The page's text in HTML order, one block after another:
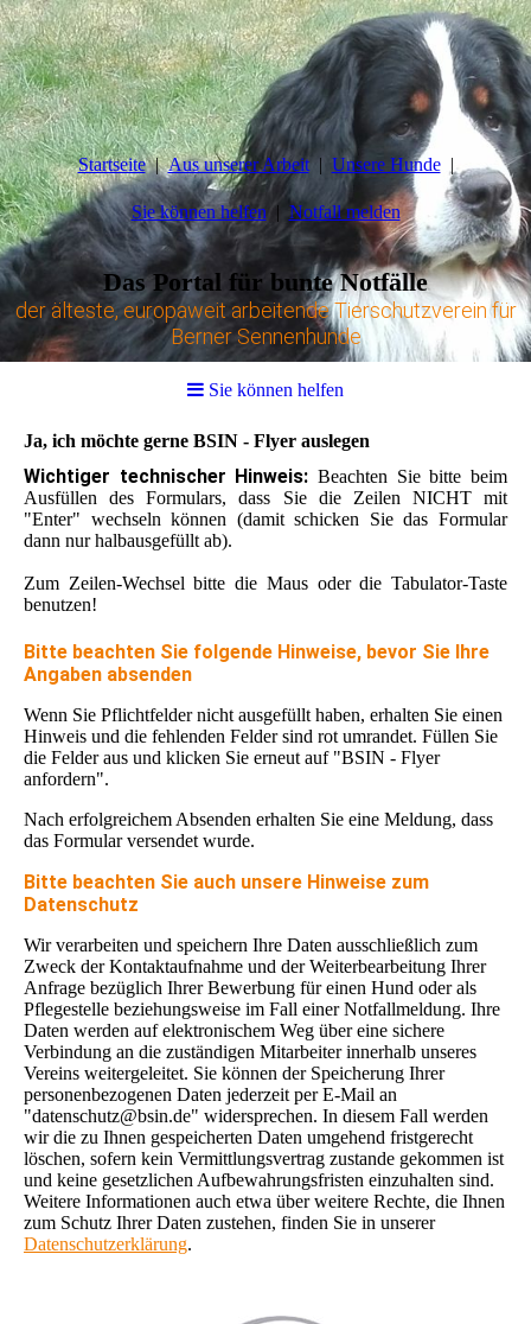
Startseite Aus unserer Arbeit Unsere Hunde
Sie können helfen Notfall melden
Das Portal für bunte Notfälle
der älteste, europaweit arbeitende Tierschutzverein für
Berner Sennenhunde
Sie können helfen
Ja, ich möchte gerne BSIN - Flyer auslegen
Wichtiger technischer Hinweis: Beachten Sie bitte beim
Ausfüllen des Formulars, dass Sie die Zeilen NICHT mit
"Enter" wechseln können (damit schicken Sie das Formular
dann nur halbausgefüllt ab).
Zum Zeilen-Wechsel bitte die Maus oder die Tabulator-Taste
benutzen!
Bitte beachten Sie folgende Hinweise, bevor Sie Ihre
Angaben absenden
Wenn Sie Pflichtfelder nicht ausgefüllt haben, erhalten Sie einen
Hinweis und die fehlenden Felder sind rot umrandet. Füllen Sie
die Felder aus und klicken Sie erneut auf "BSIN - Flyer
anfordern".
Nach erfolgreichem Absenden erhalten Sie eine Meldung, dass
das Formular versendet wurde.
Bitte beachten Sie auch unsere Hinweise zum
Datenschutz
Wir verarbeiten und speichern Ihre Daten ausschließlich zum
Zweck der Kontaktaufnahme und der Weiterbearbeitung Ihrer
Anfrage bezüglich Ihrer Bewerbung für einen Hund oder als
Pflegestelle beziehungsweise im Fall einer Notfallmeldung. Ihre
Daten werden auf elektronischem Weg über eine sichere
Verbindung an die zuständigen Mitarbeiter innerhalb unseres
Vereins weitergeleitet. Sie können der Speicherung Ihrer
personenbezogenen Daten jederzeit per E-Mail an
"datenschutz@bsin.de" widersprechen. In diesem Fall werden
wir die zu Ihnen gespeicherten Daten umgehend fristgerecht
löschen, sofern kein Vermittlungsvertrag zustande gekommen ist
und keine gesetzlichen Aufbewahrungsfristen einzuhalten sind.
Weitere Informationen auch etwa über weitere Rechte, die Ihnen
zum Schutz Ihrer Daten zustehen, finden Sie in unserer
Datenschutzerklärung.